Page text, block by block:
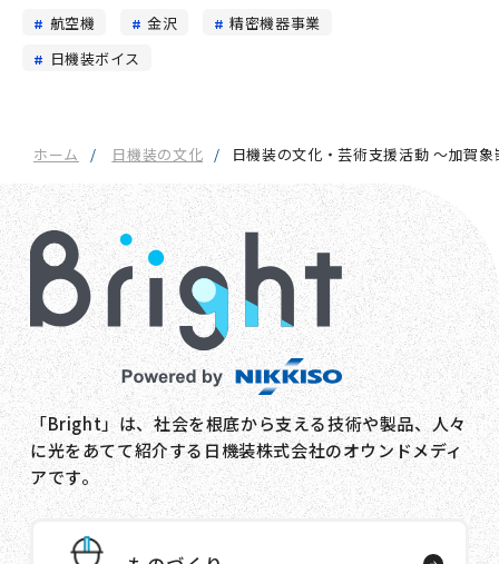
航空機
金沢
精密機器事業
日機装ボイス
ホーム 日機装の文化 日機装の文化・芸術支援活動 〜加賀
「Bright」は、社会を根底から支える技術や製品、人々
に光をあてて紹介する日機装株式会社のオウンドメディ
アです。